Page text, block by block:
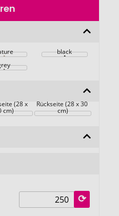
black
(28 x
cm)
Rückseite (28 x 30
cm)